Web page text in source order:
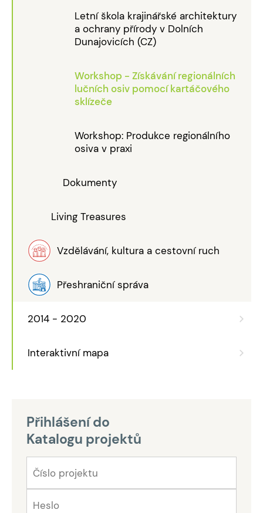
Letní škola krajinářské architektury
a ochrany přírody v Dolních
Dunajovicích (CZ)
Workshop - Získávání regionálních
lučních osiv pomocí kartáčového
sklízeče
Workshop: Produkce regionálního
osiva v praxi
Dokumenty
Living Treasures
Vzdělávání, kultura a cestovní ruch
Přeshraniční správa
2014 - 2020
Interaktivní mapa
Přihlášení do
Katalogu projektů